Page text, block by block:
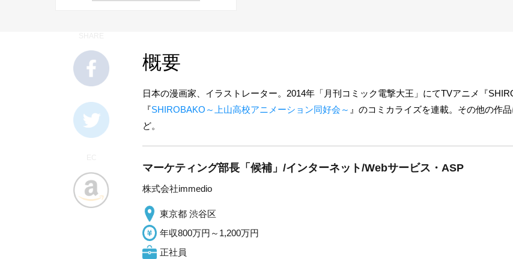
概要
日本の漫画家、イラストレーター。2014年「月刊コミック電撃大王」にてTVアニメ『
『SHIROBAKO～上山高校アニメーション同好会～ 』のコミカライズを連載。その他の作
ど。
マーケティング部長「候補」/インターネット/Webサービス・ASP
株式会社immedio
東京都 渋谷区
年収800万円～1,200万円
正社員